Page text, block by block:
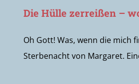
Die Hülle zerreißen –
Oh Gott! Was, wenn die mich
Sterbenacht von Margaret.